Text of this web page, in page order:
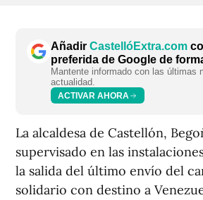
Añadir CastellóExtra.com
preferida de Google de
Mantente informado con las últimas
actualidad.
ACTIVAR AHORA
La alcaldesa de Castellón,
supervisado en las
la salida del último envío del
solidario con destino a